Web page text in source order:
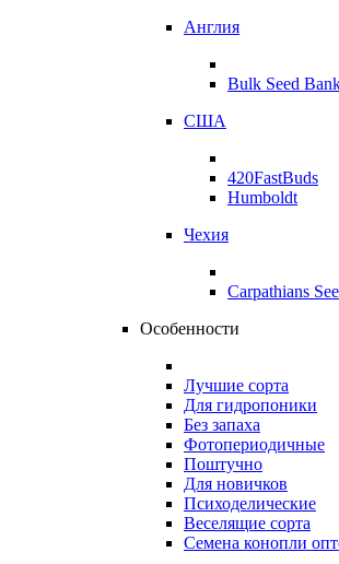
Англия
Bulk Seed
США
420FastBuds
Humboldt
Чехия
Carpathians
Особенности
Лучшие сорта
Для гидропоники
Без запаха
Фотопериодичные
Поштучно
Для новичков
Психоделические
Веселящие сорта
Семена конопли